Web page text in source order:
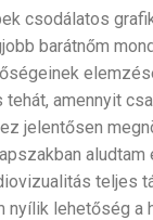
csodálatos
barátnőm
amennyit
jelentősen
teljes
nyílik lehetőség